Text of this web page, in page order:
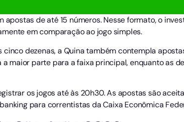
de até 15 números. Nesse formato, o
em comparação ao jogo simples.
dezenas, a Quina também contempla
maior parte para a faixa principal, enquanto as
os jogos até às 20h30. As apostas são
para correntistas da Caixa Econômica